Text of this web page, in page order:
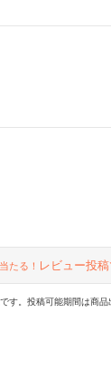
たる！ レビュー投
す。投稿可能期間は商